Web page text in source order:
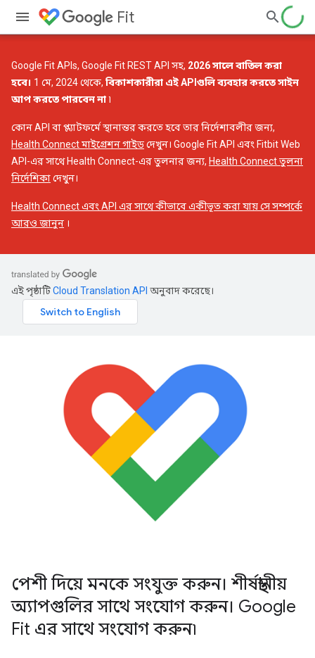
Fit
Google Fit APIs, Google Fit REST API সহ, 2026 সালে বাতিল করা
হবে। 1 মে, 2024 থেকে, বিকাশকারীরা এই APIগুলি ব্যবহার করতে সাইন
আপ করতে পারবেন না ৷
কোন API বা প্ল্যাটফর্মে স্থানান্তর করতে হবে তার নির্দেশাবলীর জন্য,
Health Connect মাইগ্রেশন গাইডদেখুন। Google Fit API এবং Fitbit Web
API-এর সাথে Health Connect-এর তুলনার জন্য, Health Connect তুলনা
নির্দেশিকাদেখুন।
Health Connect এবং API এর সাথে কীভাবে একীভূত করা যায় সে সম্পর্কে
আরও জানুন ।
এই পৃষ্ঠাটিCloud Translation API অনুবাদ করেছে।
পেশী দিয়ে মনকে সংযুক্ত করুন। শীর্ষস্থানীয়
অ্যাপগুলির সাথে সংযোগ করুন। Google
Fit এর সাথে সংযোগ করুন৷